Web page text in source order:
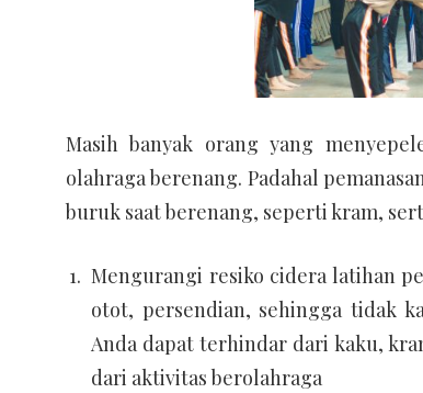
Masih banyak orang yang
olahraga berenang. Padahal
buruk saat berenang, seperti kram,
Mengurangi resiko cidera latihan
otot, persendian, sehingga tidak
Anda dapat terhindar dari kaku,
dari aktivitas berolahraga